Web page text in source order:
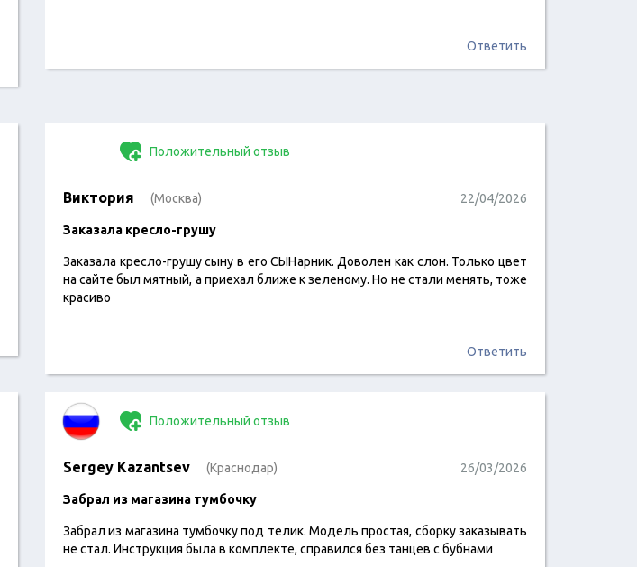
Ответить
читать отзыв
Положительный отзыв
Виктория (Москва) 22/04/2026
Заказала кресло-грушу
Заказала кресло-грушу сыну в его СЫНарник. Доволен как слон. Только цвет
на сайте был мятный, а приехал ближе к зеленому. Но не стали менять, тоже
красиво
Ответить
читать отзыв
Положительный отзыв
Sergey Kazantsev (Краснодар) 26/03/2026
Забрал из магазина тумбочку
Забрал из магазина тумбочку под телик. Модель простая, сборку заказывать
не стал. Инструкция была в комплекте, справился без танцев с бубнами